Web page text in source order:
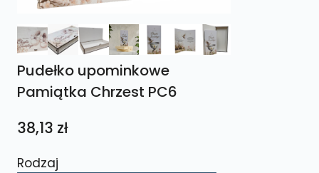
Pudełko upominkowe
Pamiątka Chrzest PC6
38,13 zł
Rodzaj